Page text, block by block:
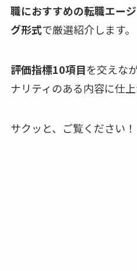
職におすすめの転職エー
グ形式で厳選紹介します。
評価指標10項目を交えな
ナリティのある内容に仕上
サクッと、ご覧ください！